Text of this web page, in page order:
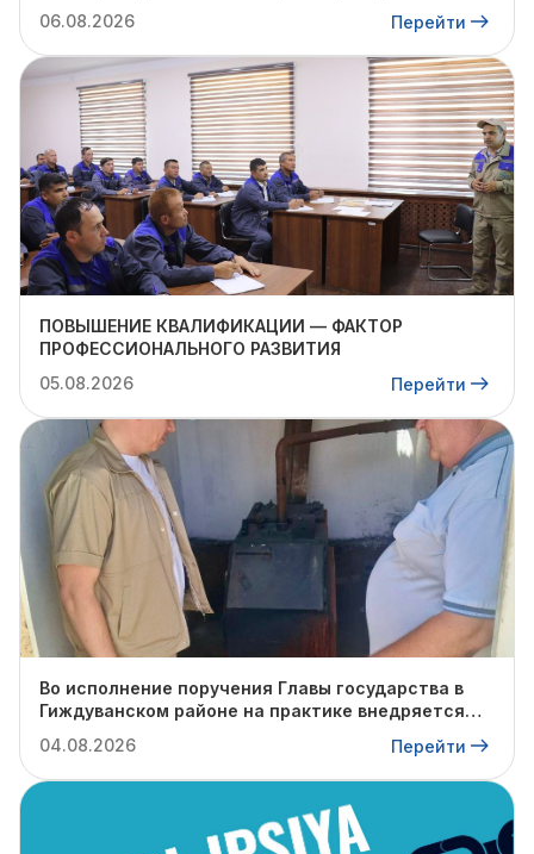
06.08.2026 Перейти
ПОВЫШЕНИЕ КВАЛИФИКАЦИИ — ФАКТОР
ПРОФЕССИОНАЛЬНОГО РАЗВИТИЯ
05.08.2026
Перейти
Во исполнение поручения Главы государства в
Гиждуванском районе на практике внедряется
04.08.2026 Перейти